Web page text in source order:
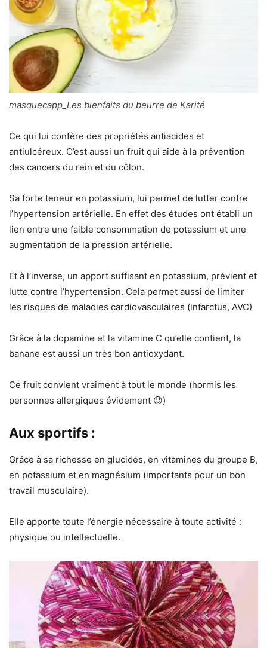
masquecapp_Les bienfaits du beurre de Karité
Ce qui lui confère des propriétés antiacides et
antiulcéreux. C’est aussi un fruit qui aide à la prévention
des cancers du rein et du côlon.
Sa forte teneur en potassium, lui permet de lutter contre
l’hypertension artérielle. En effet des études ont établi un
lien entre une faible consommation de potassium et une
augmentation de la pression artérielle.
Et à l’inverse, un apport suffisant en potassium, prévient et
lutte contre l’hypertension. Cela permet aussi de limiter
les risques de maladies cardiovasculaires (infarctus, AVC)
Grâce à la dopamine et la vitamine C qu’elle contient, la
banane est aussi un très bon antioxydant.
Ce fruit convient vraiment à tout le monde (hormis les
personnes allergiques évidement 😉)
Aux sportifs :
Grâce à sa richesse en glucides, en vitamines du groupe B,
en potassium et en magnésium (importants pour un bon
travail musculaire).
Elle apporte toute l’énergie nécessaire à toute activité :
physique ou intellectuelle.